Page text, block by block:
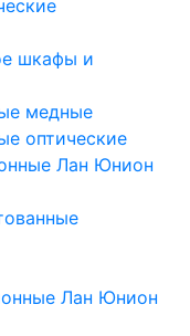
шкафы и
медные
оптические
Лан Юнион
Лан Юнион